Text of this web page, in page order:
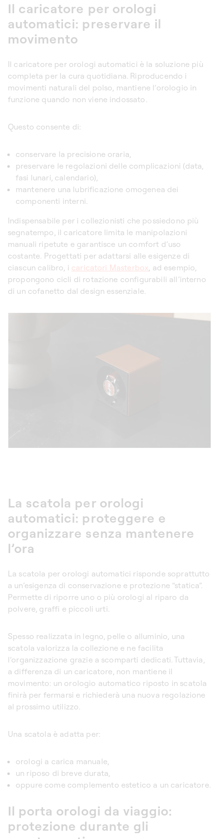
Il caricatore per orologi
automatici: preservare il
movimento
Il caricatore per orologi automatici è la soluzione più
completa per la cura quotidiana. Riproducendo i
movimenti naturali del polso, mantiene l’orologio in
funzione quando non viene indossato.
Questo consente di:
conservare la precisione oraria,
preservare le regolazioni delle complicazioni (data,
fasi lunari, calendario),
mantenere una lubrificazione omogenea dei
componenti interni.
Indispensabile per i collezionisti che possiedono più
segnatempo, il caricatore limita le manipolazioni
manuali ripetute e garantisce un comfort d’uso
costante. Progettati per adattarsi alle esigenze di
ciascun calibro, i caricatori Masterbox, ad esempio,
propongono cicli di rotazione configurabili all’interno
di un cofanetto dal design essenziale.
La scatola per orologi
automatici: proteggere e
organizzare senza mantenere
l’ora
La scatola per orologi automatici risponde soprattutto
a un’esigenza di conservazione e protezione “statica”.
Permette di riporre uno o più orologi al riparo da
polvere, graffi e piccoli urti.
Spesso realizzata in legno, pelle o alluminio, una
scatola valorizza la collezione e ne facilita
l’organizzazione grazie a scomparti dedicati. Tuttavia,
a differenza di un caricatore, non mantiene il
movimento: un orologio automatico riposto in scatola
finirà per fermarsi e richiederà una nuova regolazione
al prossimo utilizzo.
Una scatola è adatta per:
orologi a carica manuale,
un riposo di breve durata,
oppure come complemento estetico a un caricatore.
Il porta orologi da viaggio:
protezione durante gli